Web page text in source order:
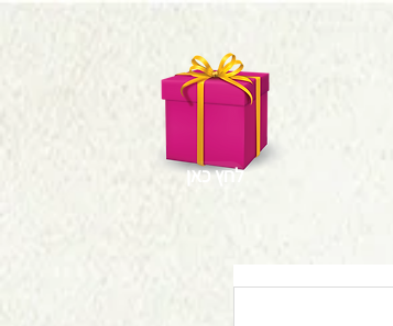
לחץ כאן